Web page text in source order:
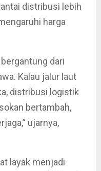
distribusi lebih
harga
dari
Kalau jalur laut
distribusi logistik
bertambah,
ujarnya,
layak menjadi